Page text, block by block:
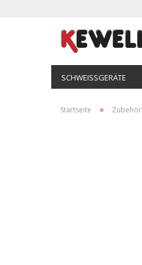
SCHWEISSGERÄTE
Startseite » Zubehör